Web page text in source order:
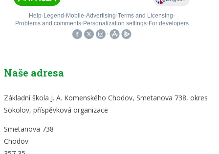
Naše adresa
Základní škola J. A. Komenského Chodov, Smetanova 738, okres
Sokolov, příspěvková organizace
Smetanova 738
Chodov